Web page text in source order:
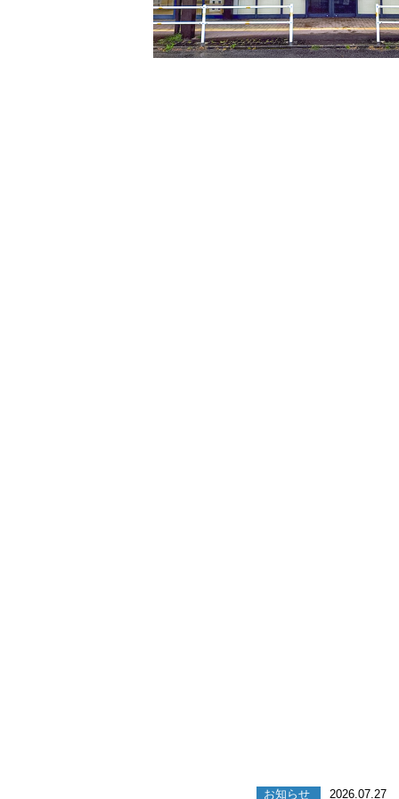
お知らせ 2026.07.27